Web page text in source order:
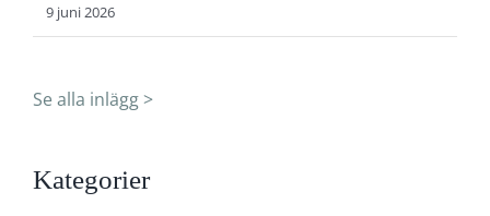
9 juni 2026
Se alla inlägg >
Kategorier